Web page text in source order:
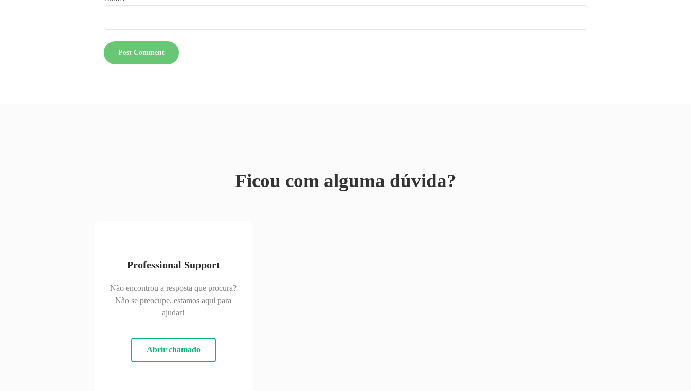
Ficou com alguma dúvida?
Professional Support
Não encontrou a resposta que procura?
Não se preocupe, estamos aqui para
ajudar!
Abrir chamado